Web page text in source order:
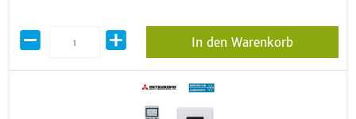
In den Warenkorb